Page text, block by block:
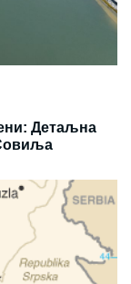
Детаљна